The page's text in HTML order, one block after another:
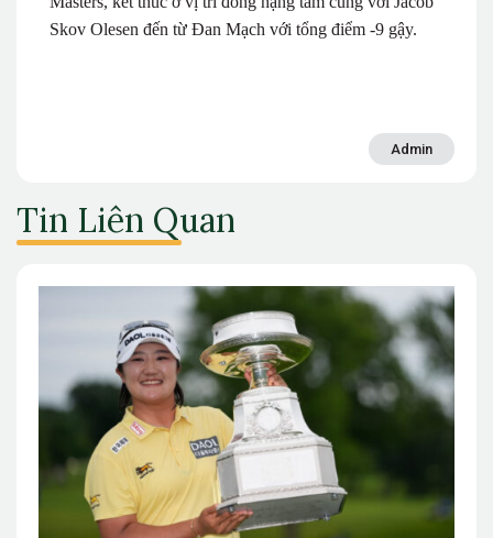
Skov Olesen đến từ Đan Mạch với tổng điểm -9 gậy.
Admin
Tin Liên Quan